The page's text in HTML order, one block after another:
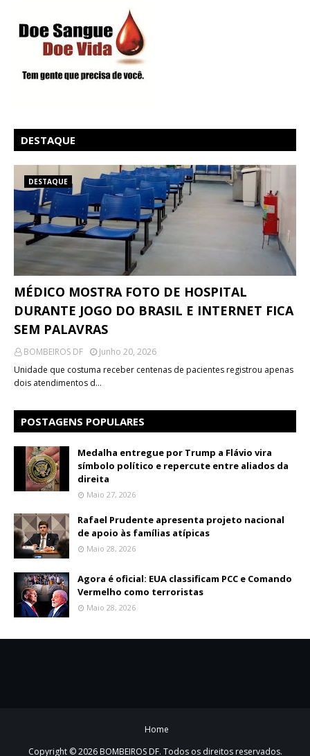
DESTAQUE
DESTAQUE
MÉDICO MOSTRA FOTO DE HOSPITAL
DURANTE JOGO DO BRASIL E INTERNET FICA
SEM PALAVRAS
BOMBEIROS DF
Junho 20, 2026
Unidade que costuma receber centenas de pacientes registrou apenas
dois atendimentos d…
POSTAGENS POPULARES
Medalha entregue por Trump a Flávio vira
símbolo político e repercute entre aliados da
direita
Maio 27, 2026
Rafael Prudente apresenta projeto nacional
de apoio às famílias atípicas
Maio 28, 2026
Agora é oficial: EUA classificam PCC e Comando
Vermelho como terroristas
Maio 28, 2026
Home
Copyright ©2026 BOMBEIROS DF. Todos os direitos reservados.